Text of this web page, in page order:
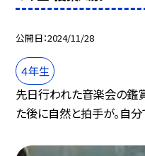
公開日 2024/11/28
４年生
先日行われた音楽会の鑑
た後に自然と拍手が。自